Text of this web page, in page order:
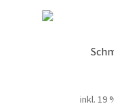
inkl. 19